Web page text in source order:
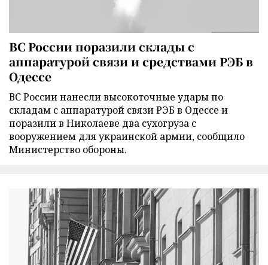
ВС России поразили склады с
аппаратурой связи и средствами РЭБ в
Одессе
ВС России нанесли высокоточные удары по
складам с аппаратурой связи РЭБ в Одессе и
поразили в Николаеве два сухогруза с
вооружением для украинской армии, сообщило
Министерство обороны.